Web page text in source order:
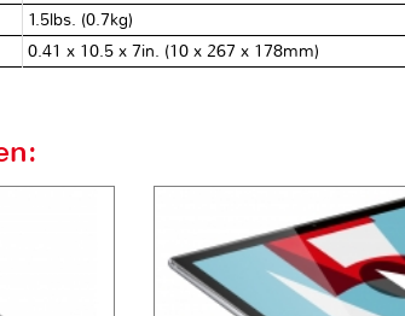
1.5lbs. (0.7kg)
0.41 x 10.5 x 7in. (10 x 267 x 178mm)